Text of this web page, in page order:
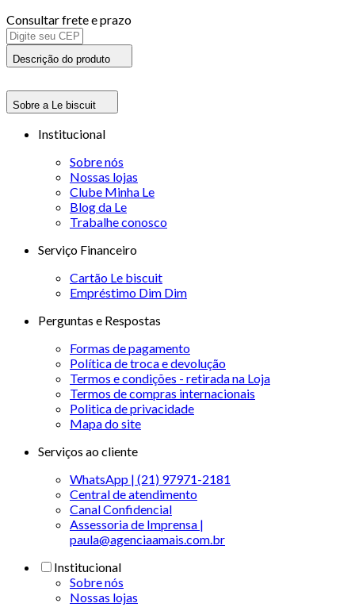
Consultar frete e prazo
Descrição do produto
Sobre a Le biscuit
Institucional
Sobre nós
Nossas lojas
Clube Minha Le
Blog da Le
Trabalhe conosco
Serviço Financeiro
Cartão Le biscuit
Empréstimo Dim Dim
Perguntas e Respostas
Formas de pagamento
Política de troca e devolução
Termos e condições - retirada na Loja
Termos de compras internacionais
Politica de privacidade
Mapa do site
Serviços ao cliente
WhatsApp | (21) 97971-2181
Central de atendimento
Canal Confidencial
Assessoria de Imprensa |
paula@agenciaamais.com.br
Institucional
Sobre nós
Nossas lojas